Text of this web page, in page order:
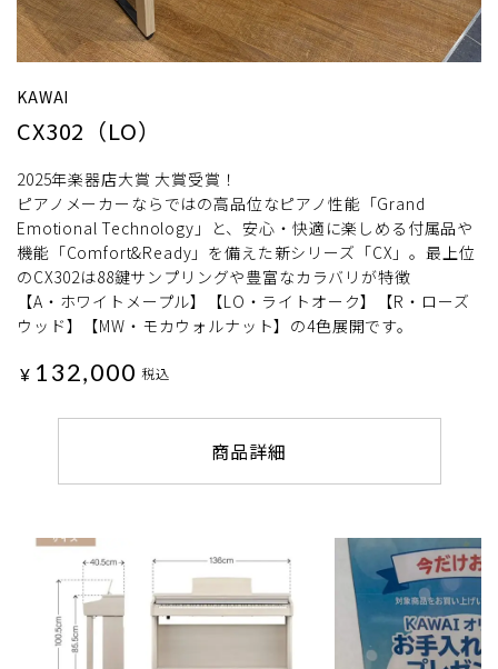
KAWAI
CX302（LO）
2025年楽器店大賞 大賞受賞！
ピアノメーカーならではの高品位なピアノ性能「Grand
Emotional Technology」と、安心・快適に楽しめる付属品や
機能「Comfort&Ready」を備えた新シリーズ「CX」。最上位
のCX302は88鍵サンプリングや豊富なカラバリが特徴
【A・ホワイトメープル】【LO・ライトオーク】【R・ローズ
ウッド】【MW・モカウォルナット】の4色展開です。
¥ 132,000 税込
商品詳細